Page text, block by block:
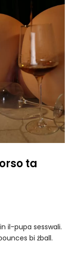
ta
il-pupa sesswali.
bi żball.